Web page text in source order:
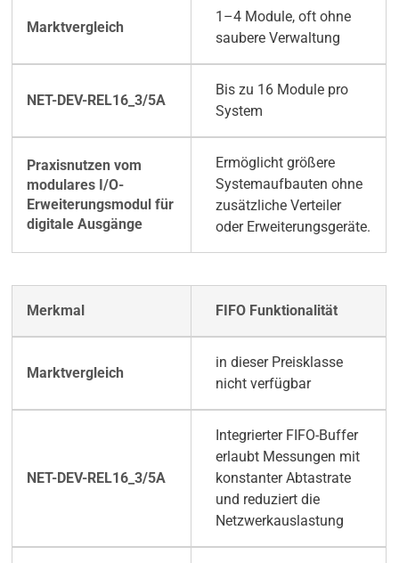
1–4 Module, oft ohne
saubere Verwaltung
Bis zu 16 Module pro
System
Ermöglicht größere
Systemaufbauten ohne
zusätzliche Verteiler
oder Erweiterungsgeräte.
FIFO Funktionalität
in dieser Preisklasse
nicht verfügbar
Integrierter FIFO-Buffer
erlaubt Messungen mit
konstanter Abtastrate
und reduziert die
Netzwerkauslastung